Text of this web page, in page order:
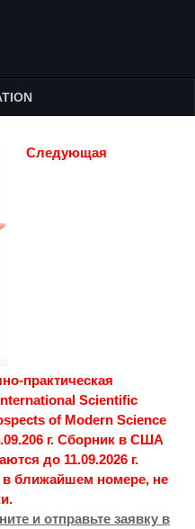
Следующая
практическая
Scientific
of Modern Science
г. Сборник в США
до 11.09.2026 г.
в ближайшем номере, не
и отправьте заявку в